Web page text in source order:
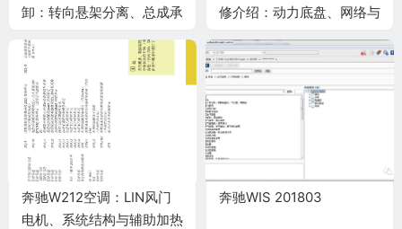
卸：转向悬架分离、总成承
修介绍：动力底盘、网络与
奔驰W212空调：LIN风门
电机、系统结构与辅助加热
奔驰WIS 201803